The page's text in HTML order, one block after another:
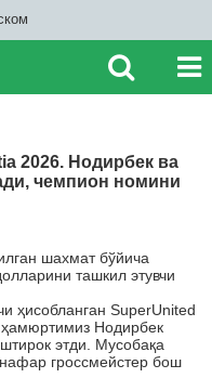
2026. Нодирбек ва
чемпион номини
шахмат бўйича
ташкил этувчи
ҳисобланган SuperUnited
Нодирбек
этди. Мусобақа
гроссмейстер бош